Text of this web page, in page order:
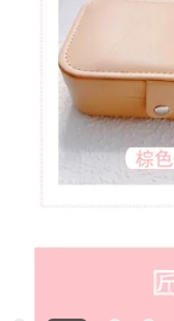
SITE
PRIVACY
POLICY